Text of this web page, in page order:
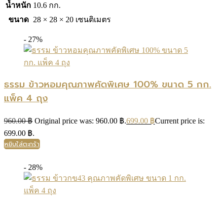
น้ำหนัก 10.6 กก.
ขนาด
28 × 28 × 20 เซนติเมตร
- 27%
ธรรม ข้าวหอมคุณภาพคัดพิเศษ 100% ขนาด 5 กก.
แพ็ค 4 ถุง
960.00฿ Original price was: 960.00 ฿.699.00 ฿Current price is:
699.00 ฿.
หยิบใส่ตะกร้า
- 28%